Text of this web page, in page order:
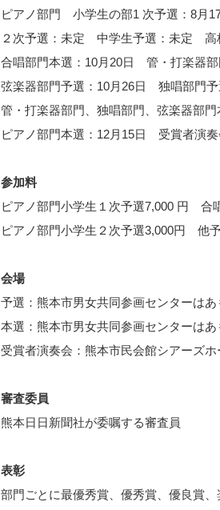
ピアノ部門 小学生の部1 次予選：8月
２次予選：未定 中学生予選：未定 高
合唱部門本選：10月20日 管・打楽器部
弦楽器部門予選：10月26日 独唱部門予
管・打楽器部門、独唱部門、弦楽器部
ピアノ部門本選：12月15日 受賞者演奏
参加料
ピアノ部門小学生１次予選7,000 円 合
ピアノ部門小学生２次予選3,000円 他
会場
予選：熊本市男女共同参画センターは
本選：熊本市男女共同参画センターは
受賞者演奏会：熊本市民会館シアーズホ
審査委員
熊本日日新聞社が委嘱する審査員
表彰
部門ごとに最優秀賞、優秀賞、優良賞、